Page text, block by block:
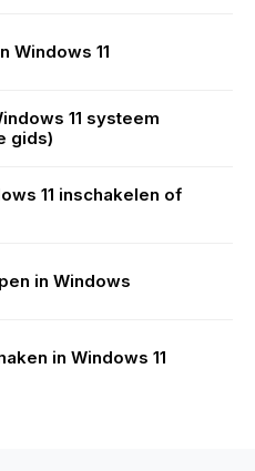
Windows 11
11 systeem
gids)
11 inschakelen of
in Windows
in Windows 11